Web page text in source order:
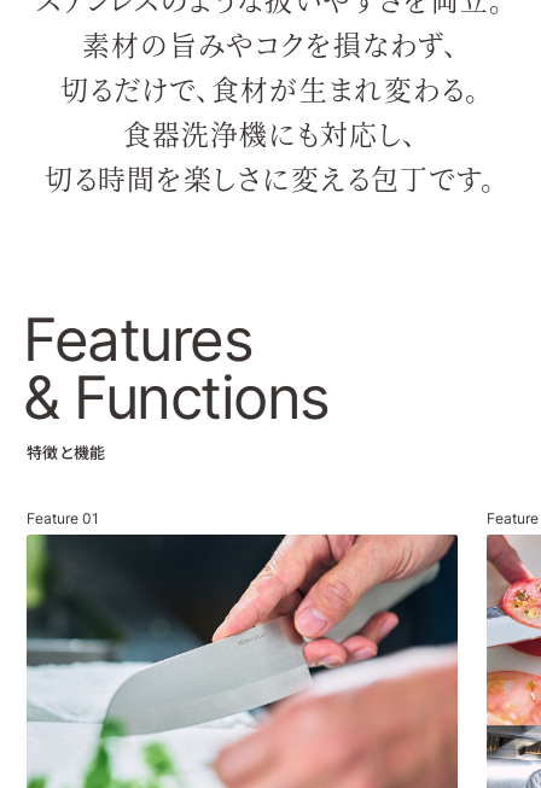
素材の旨みやコクを損なわず、
切るだけで、食材が生まれ変わる。
食器洗浄機にも対応し、
切る時間を楽しさに変える包丁です。
Features
& Functions
特徴と機能
Feature 01